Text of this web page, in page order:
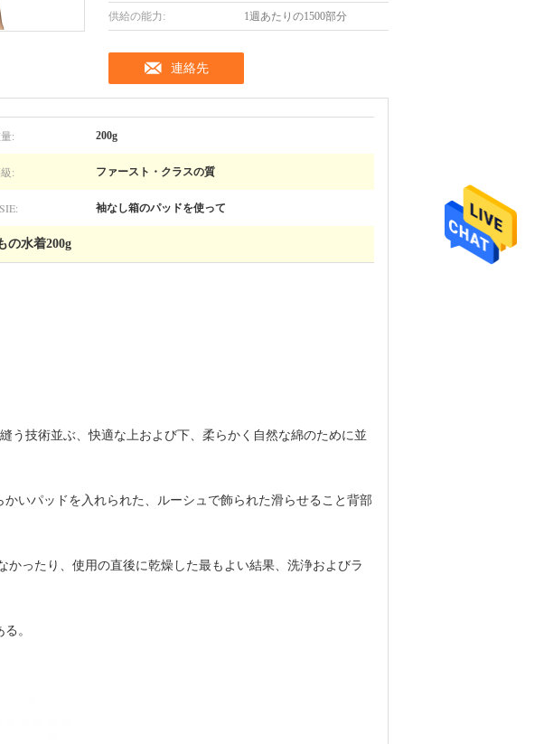
供給の能力: 1週あたりの1500部分
連絡先
: 200g
: ファースト・クラスの質
袖なし箱のパッドを使って
の水着200g
う技術並ぶ、快適な上および下、柔らかく自然な綿のために並
いパッドを入れられた、ルーシュで飾られた滑らせること背部
ったり、使用の直後に乾燥した最もよい結果、洗浄およびラ
。